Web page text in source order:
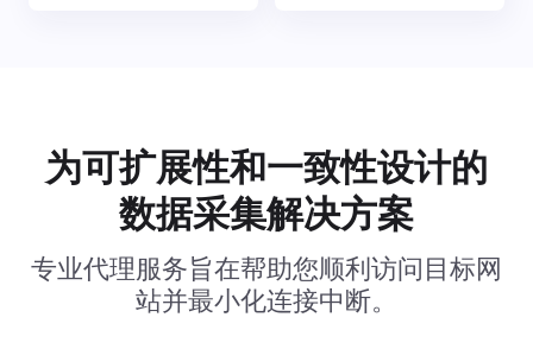
为可扩展性和一致性设计的
数据采集解决方案
专业代理服务旨在帮助您顺利访问目标网
站并最小化连接中断。